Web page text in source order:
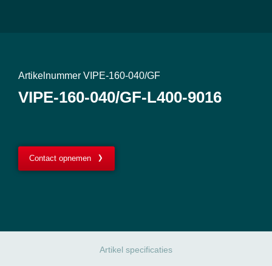
Artikelnummer VIPE-160-040/GF
VIPE-160-040/GF-L400-9016
Contact opnemen
Artikel specificaties